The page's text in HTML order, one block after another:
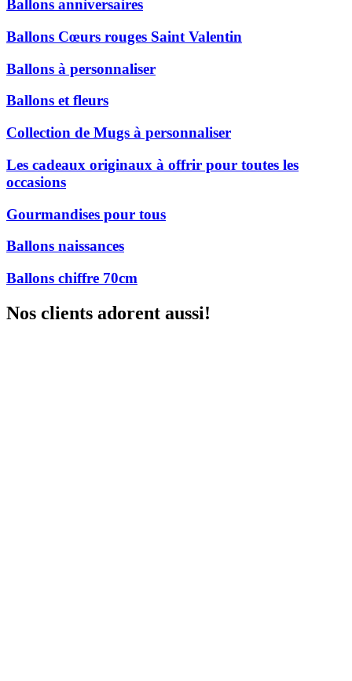
Ballons anniversaires
Ballons Cœurs rouges Saint Valentin
Ballons à personnaliser
Ballons et fleurs
Collection de Mugs à personnaliser
Les cadeaux originaux à offrir pour toutes les
occasions
Gourmandises pour tous
Ballons naissances
Ballons chiffre 70cm
Nos clients adorent aussi!